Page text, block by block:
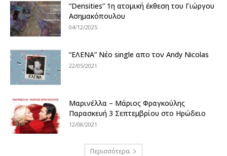
“Densities” 1η ατομική έκθεση του Γιώργου
Ασημακόπουλου
04/12/2025
“ΕΛΕΝΑ” Νέο single απο τον Andy Nicolas
22/05/2021
Μαρινέλλα – Μάριος Φραγκούλης
Παρασκευή 3 Σεπτεμβρίου στο Ηρώδειο
12/08/2021
Περισσότερα